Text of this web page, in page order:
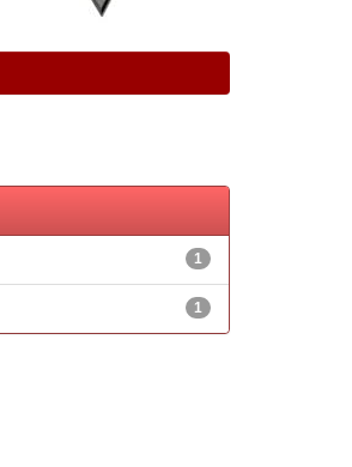
1
1